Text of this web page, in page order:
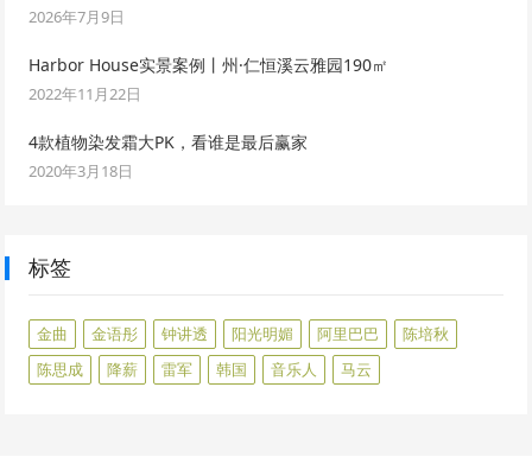
2026年7月9日
Harbor House实景案例丨州·仁恒溪云雅园190㎡
2022年11月22日
4款植物染发霜大PK，看谁是最后赢家
2020年3月18日
标签
金曲 金语彤 钟讲透 阳光明媚 阿里巴巴
陈培秋
陈思成
降薪 雷军 韩国 音乐人 马云